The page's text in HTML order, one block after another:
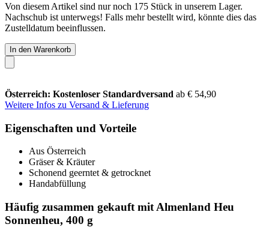
Von diesem Artikel sind nur noch 175 Stück in unserem Lager.
Nachschub ist unterwegs! Falls mehr bestellt wird, könnte dies das
Zustelldatum beeinflussen.
In den Warenkorb
Österreich: Kostenloser Standardversand ab € 54,90
Weitere Infos zu Versand & Lieferung
Eigenschaften und Vorteile
Aus Österreich
Gräser & Kräuter
Schonend geerntet & getrocknet
Handabfüllung
Häufig zusammen gekauft mit Almenland Heu
Sonnenheu, 400 g